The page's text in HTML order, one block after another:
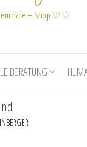
– Shop ♡ ♡
BERATUNG